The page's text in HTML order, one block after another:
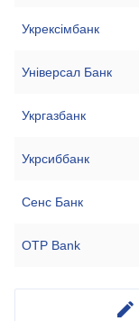
Укрексімбанк
Універсал Банк
Укргазбанк
Укрсиббанк
Сенс Банк
OTP Bank